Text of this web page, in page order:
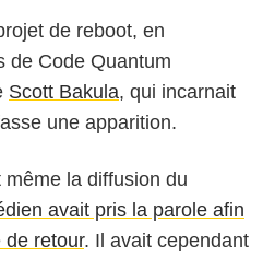
de reboot, en
de Code Quantum
Scott Bakula, qui incarnait
une apparition.
la diffusion du
avait pris la parole afin
de retour. Il avait cependant